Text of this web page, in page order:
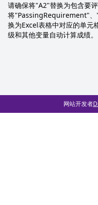
请确保将"A2"替换为包含要
将"PassingRequirement"
换为Excel表格中对应的单元
级和其他变量自动计算成绩。
网站开发者